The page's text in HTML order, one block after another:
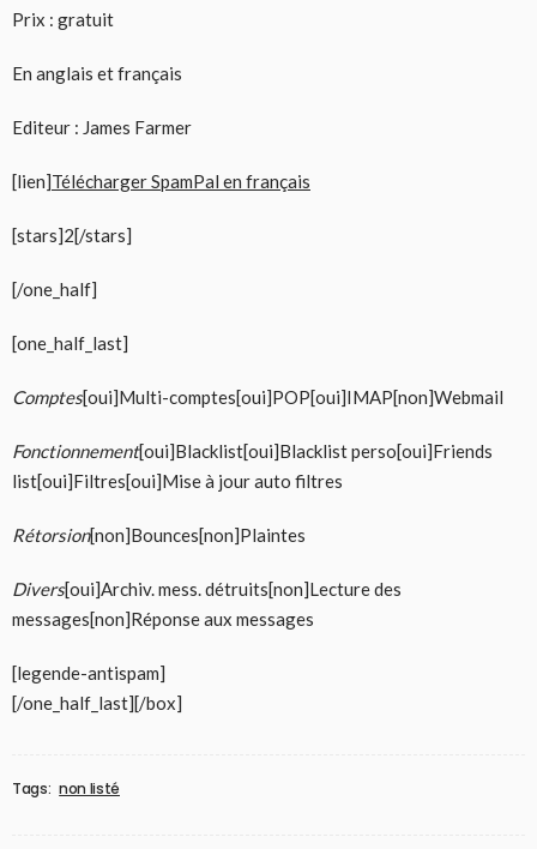
Prix : gratuit
En anglais et français
Editeur : James Farmer
[lien]Télécharger SpamPal en français
[stars]2[/stars]
[/one_half]
[one_half_last]
Comptes[oui]Multi-comptes[oui]POP[oui]IMAP[non]Webmail
Fonctionnement[oui]Blacklist[oui]Blacklist perso[oui]Friends
list[oui]Filtres[oui]Mise à jour auto filtres
Rétorsion[non]Bounces[non]Plaintes
Divers[oui]Archiv. mess. détruits[non]Lecture des
messages[non]Réponse aux messages
[legende-antispam]
[/one_half_last][/box]
Tags: non listé